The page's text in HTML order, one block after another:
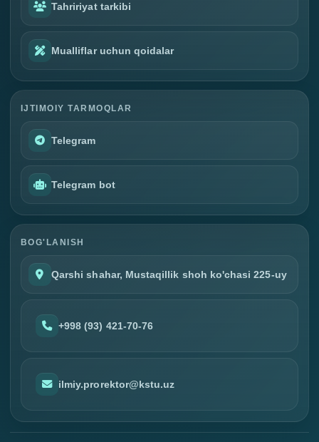
Tahririyat tarkibi
Mualliflar uchun qoidalar
IJTIMOIY TARMOQLAR
Telegram
Telegram bot
BOG'LANISH
Qarshi shahar, Mustaqillik shoh ko'chasi 225-uy
+998 (93) 421-70-76
ilmiy.prorektor@kstu.uz